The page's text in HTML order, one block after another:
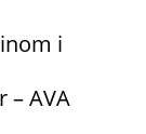
i
– AVA